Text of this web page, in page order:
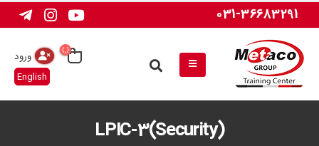
031-36683291
ورود
English
LPIC-3(Security)